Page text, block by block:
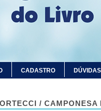
CADASTRO DÚVIDAS
/ CAMPONESA